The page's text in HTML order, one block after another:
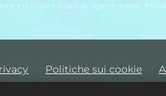
end user license agreement:
Politiche sui cookie